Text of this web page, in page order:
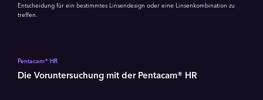
Entscheidung für ein bestimmtes Linsendesign oder eine Linsenkombination zu
treffen.
Pentacam® HR
Die Voruntersuchung mit der Pentacam® HR